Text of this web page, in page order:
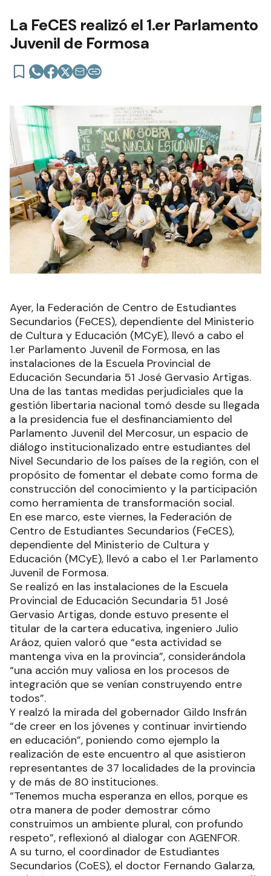
La FeCES realizó el 1.er Parlamento
Juvenil de Formosa
Ayer, la Federación de Centro de Estudiantes
Secundarios (FeCES), dependiente del Ministerio
de Cultura y Educación (MCyE), llevó a cabo el
1.er Parlamento Juvenil de Formosa, en las
instalaciones de la Escuela Provincial de
Educación Secundaria 51 José Gervasio Artigas.
Una de las tantas medidas perjudiciales que la
gestión libertaria nacional tomó desde su llegada
a la presidencia fue el desfinanciamiento del
Parlamento Juvenil del Mercosur, un espacio de
diálogo institucionalizado entre estudiantes del
Nivel Secundario de los países de la región, con el
propósito de fomentar el debate como forma de
construcción del conocimiento y la participación
como herramienta de transformación social.
En ese marco, este viernes, la Federación de
Centro de Estudiantes Secundarios (FeCES),
dependiente del Ministerio de Cultura y
Educación (MCyE), llevó a cabo el 1.er Parlamento
Juvenil de Formosa.
Se realizó en las instalaciones de la Escuela
Provincial de Educación Secundaria 51 José
Gervasio Artigas, donde estuvo presente el
titular de la cartera educativa, ingeniero Julio
Aráoz, quien valoró que “esta actividad se
mantenga viva en la provincia”, considerándola
“una acción muy valiosa en los procesos de
integración que se venían construyendo entre
todos”.
Y realzó la mirada del gobernador Gildo Insfrán
“de creer en los jóvenes y continuar invirtiendo
en educación”, poniendo como ejemplo la
realización de este encuentro al que asistieron
representantes de 37 localidades de la provincia
y de más de 80 instituciones.
“Tenemos mucha esperanza en ellos, porque es
otra manera de poder demostrar cómo
construimos un ambiente plural, con profundo
respeto”, reflexionó al dialogar con AGENFOR.
A su turno, el coordinador de Estudiantes
Secundarios (CoES), el doctor Fernando Galarza,